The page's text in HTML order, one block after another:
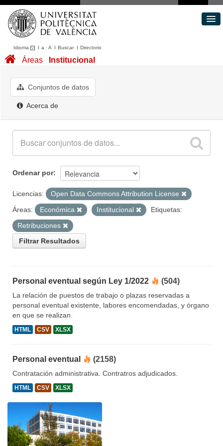
Idioma I a ·A I BuscarI Directorio
Conjuntos de datos
Acerca de
Áreas Institucional
Conjuntos de datos
Acerca de
Ordenar por
Licencias:
Open Data Commons Attribution License
Áreas:
Económica Institucional
Etiquetas:
Retribuciones
Filtrar Resultados
Personal eventual según Ley 1/2022 (504)
La relación de puestos de trabajo o plazas reservadas a
personal eventual existente, labores encomendadas, y órgano
en que se realizan.
HTML CSV XLSX
Personal eventual (2158)
Contratación administrativa. Contratros adjudicados.
HTML CSV XLSX